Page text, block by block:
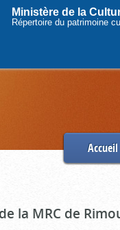
Ministère de la
Répertoire du patrimoine
Accueil
la MRC de